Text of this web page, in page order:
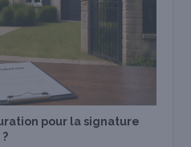
pour la signature